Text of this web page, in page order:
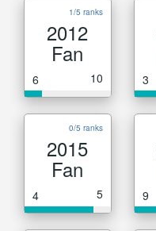
1/5 ranks
2012
Fan
6 10 3
0/5 ranks
2015
Fan
4 5 9